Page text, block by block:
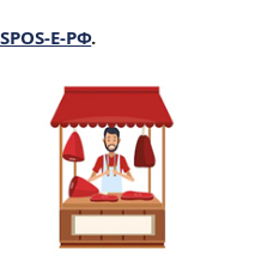
E-РФ.